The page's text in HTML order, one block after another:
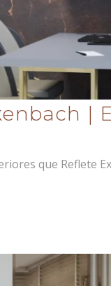
|
que Reflete